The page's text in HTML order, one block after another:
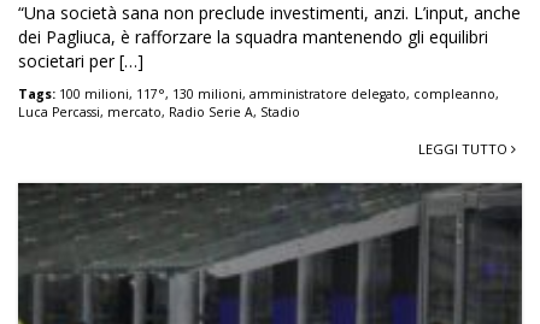
“Una società sana non preclude investimenti, anzi. L’input, anche
dei Pagliuca, è rafforzare la squadra mantenendo gli equilibri
societari per […]
Tags: 100 milioni, 117°, 130 milioni, amministratore delegato, compleanno,
Luca Percassi, mercato, Radio Serie A, Stadio
LEGGI TUTTO